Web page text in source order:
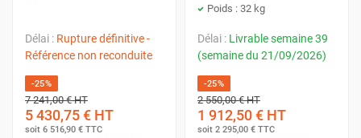
Délai : Rupture définitive -
Référence non reconduite
-25%
7 241,00 €HT
5 430,75 € HT
soit 6 516,90 € TTC
Poids : 32 kg
Délai : Livrable semaine 39
(semaine du 21/09/2026)
-25%
2 550,00 €HT
1 912,50 € HT
soit 2 295,00 € TTC